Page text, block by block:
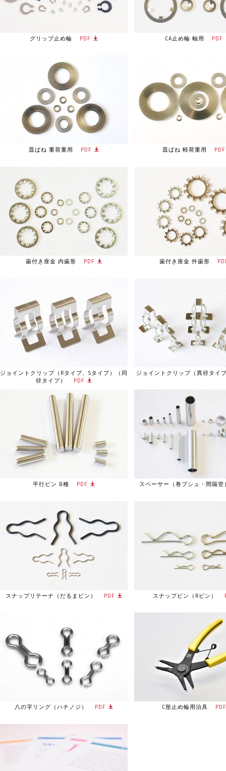
グリップ止め輪 PDF CA止め輪 軸用 PDF
皿ばね 重荷重用 PDF 皿ばね 軽荷重用 PDF
歯付き座金 内歯形 PDF 歯付き座金 外歯形
ジョイントクリップ（Rタイプ、Sタイプ）（同
径タイプ）
PDF
ジョイントクリップ（異径タイ
平行ピン B種 PDF スペーサー（巻ブシュ・間隔管
スナップリテーナ（だるまピン） PDF スナップピン（Rピン）
八の字リング（ハチノジ） PDF C形止め輪用治具 PDF